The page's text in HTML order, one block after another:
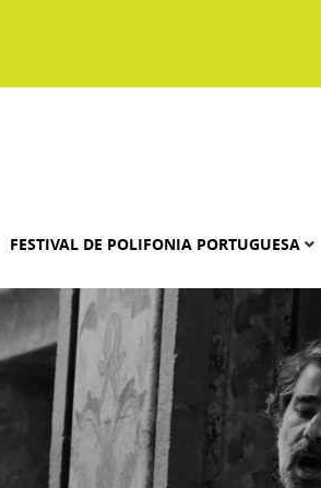
FESTIVAL DE POLIFONIA PORTUGUESA